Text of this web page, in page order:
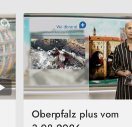
Oberpfalz plus vom